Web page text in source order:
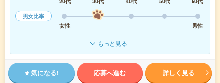
男女比率
女性
男性
もっと見る
気になる! 応募へ進む 詳しく見る